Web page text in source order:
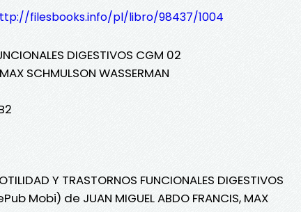
filesbooks.info/pl/libro/98437/1004
DIGESTIVOS CGM 02
SCHMULSON WASSERMAN
Y TRASTORNOS FUNCIONALES DIGESTIVOS
Mobi) de JUAN MIGUEL ABDO FRANCIS, MAX